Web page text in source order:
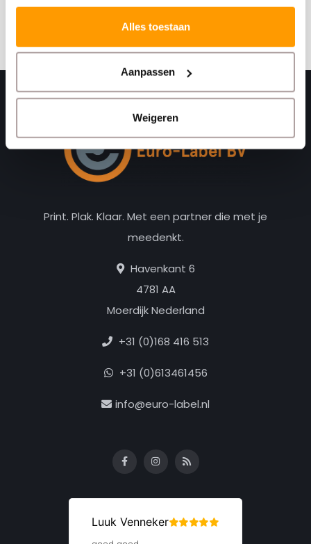
Alles toestaan
Aanpassen
Weigeren
Print. Plak. Klaar. Met een partner die met je
meedenkt.
Havenkant 6
4781 AA
Moerdijk Nederland
+31 (0)168 416 513
+31 (0)613461456
info@euro-label.nl